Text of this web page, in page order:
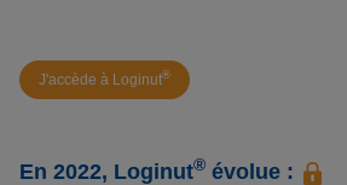
J'accède à Loginut®
En 2022, Loginut® évolue :